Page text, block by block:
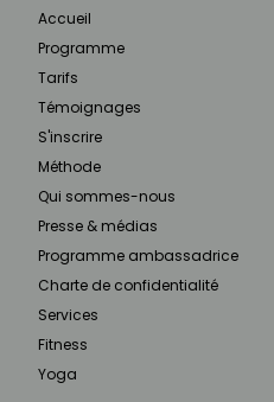
Accueil
Programme
Tarifs
Témoignages
S'inscrire
Méthode
Qui sommes-nous
Presse & médias
Programme ambassadrice
Charte de confidentialité
Services
Fitness
Yoga